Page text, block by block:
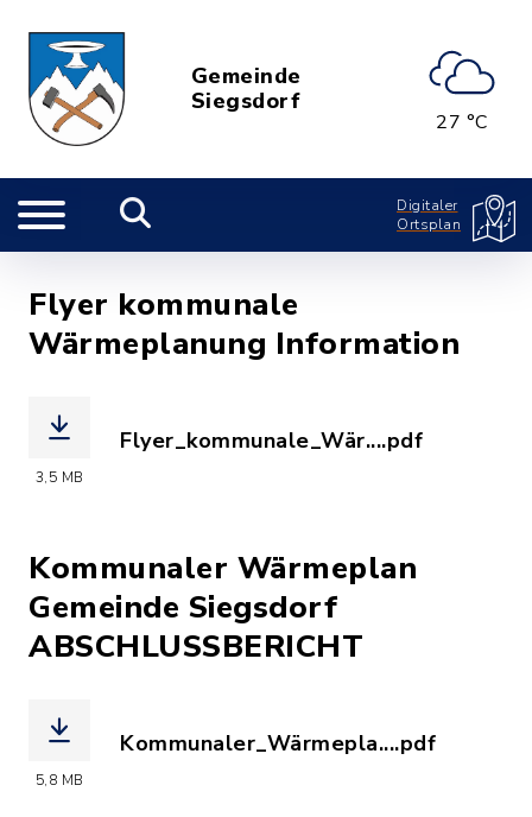
Gemeinde
Siegsdorf
27 °C
Digitaler
Ortsplan
Flyer kommunale
Wärmeplanung Information
3,5 MB
Flyer_kommunale_Wär....pdf
Kommunaler Wärmeplan
Gemeinde Siegsdorf
ABSCHLUSSBERICHT
5,8 MB
Kommunaler_Wärmepla....pdf